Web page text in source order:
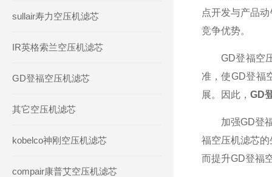
sullair寿力空压机滤芯
IR英格索兰空压机滤芯
GD登福空压机滤芯
其它空压机滤芯
kobelco神刚空压机滤芯
compair康普艾空压机滤芯
点开发与产品
竞争优势。
GD登福空压
准，使GD登福
展。因此， GD
加强GD登福
福空压机滤芯
而提升GD登福